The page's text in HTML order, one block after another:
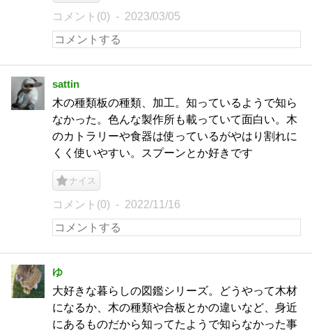
コメント(0) 2023/03/05
sattin
木の種類板の種類、加工。知っているようで知ら
なかった。色んな製作所も載っていて面白い。木
のカトラリーや食器は使っているがやはり割れに
くく使いやすい。スプーンとか好きです
ナイス
コメント(0) 2022/11/16
ゆ
大好きな暮らしの図鑑シリーズ。どうやって木材
になるか、木の種類や合板とかの違いなど、身近
にあるものだから知ってたようで知らなかった事